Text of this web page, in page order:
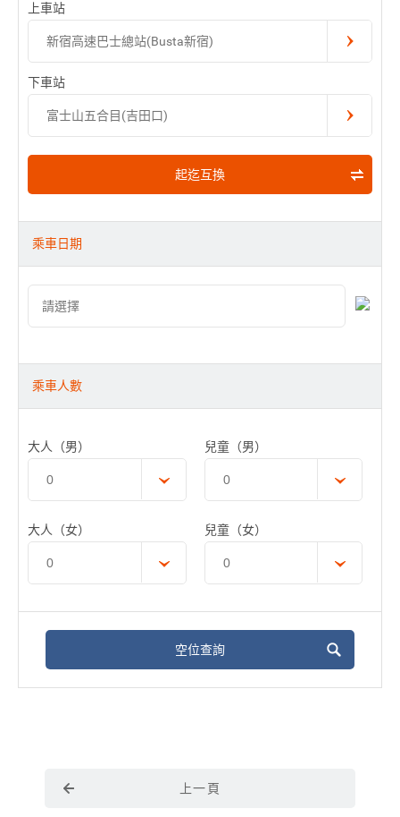
上車站
新宿高速巴士總站(Busta新宿)
下車站
富士山五合目(吉田口)
起迄互換
乘車日期
乘車人數
大人（男） 兒童（男）
大人（女） 兒童（女）
空位查詢
上一頁